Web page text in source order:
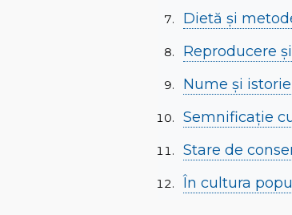
Dietă și
Reproducere
Nume și istorie
Semnificație
Stare de
În cultura